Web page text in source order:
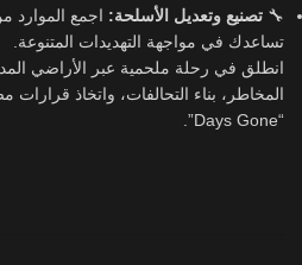
🔧تصنيع وتعديل الأسلحة: اجمع الموارد
تساعدك في مواجهة التهديدات المتنوعة.
انطلق في رحلة ملحمية عبر الأراضي
المخاطر، بناء التحالفات، واتخاذ
“Days Gone”.